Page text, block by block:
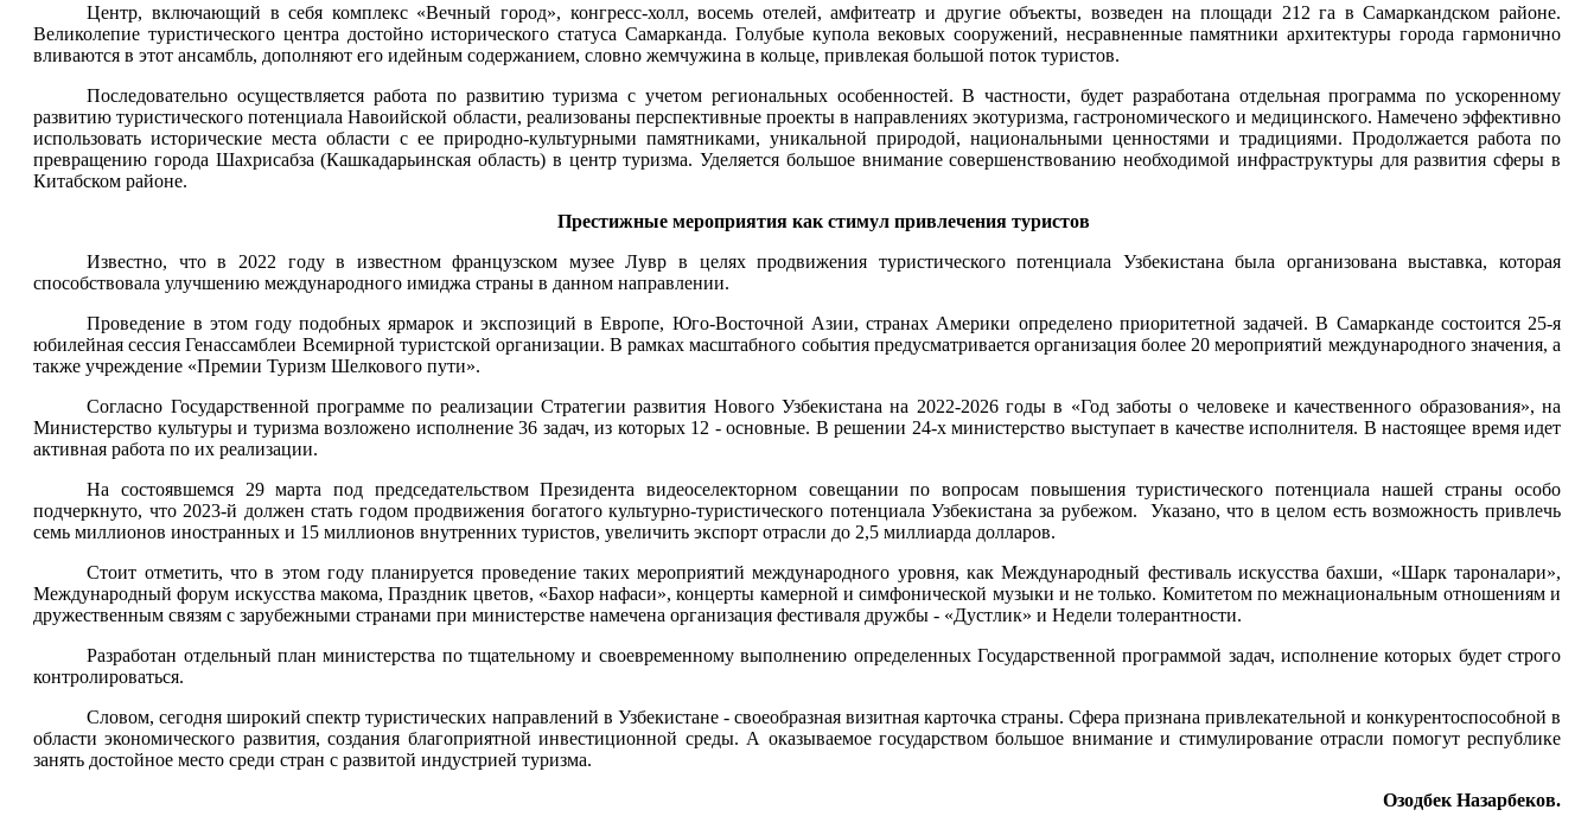
Центр, включающий в себя комплекс «Вечный город», конгресс-холл, восемь отелей, амфитеатр и другие объекты, возведен на площади 212 га в Самаркандском районе.
Великолепие туристического центра достойно исторического статуса Самарканда. Голубые купола вековых сооружений, несравненные памятники архитектуры города гармонично
вливаются в этот ансамбль, дополняют его идейным содержанием, словно жемчужина в кольце, привлекая большой поток туристов.
Последовательно осуществляется работа по развитию туризма с учетом региональных особенностей. В частности, будет разработана отдельная программа по ускоренному
развитию туристического потенциала Навоийской области, реализованы перспективные проекты в направлениях экотуризма, гастрономического и медицинского. Намечено эффективно
использовать исторические места области с ее природно-культурными памятниками, уникальной природой, национальными ценностями и традициями. Продолжается работа по
превращению города Шахрисабза (Кашкадарьинская область) в центр туризма. Уделяется большое внимание совершенствованию необходимой инфраструктуры для развития сферы в
Китабском районе.
Престижные мероприятия как стимул привлечения туристов
Известно, что в 2022 году в известном французском музее Лувр в целях продвижения туристического потенциала Узбекистана была организована выставка, которая
способствовала улучшению международного имиджа страны в данном направлении.
Проведение в этом году подобных ярмарок и экспозиций в Европе, Юго-Восточной Азии, странах Америки определено приоритетной задачей. В Самарканде состоится 25-я
юбилейная сессия Генассамблеи Всемирной туристской организации. В рамках масштабного события предусматривается организация более 20 мероприятий международного значения, а
также учреждение «Премии Туризм Шелкового пути».
Согласно Государственной программе по реализации Стратегии развития Нового Узбекистана на 2022-2026 годы в «Год заботы о человеке и качественного образования», на
Министерство культуры и туризма возложено исполнение 36 задач, из которых 12 - основные. В решении 24-х министерство выступает в качестве исполнителя. В настоящее время идет
активная работа по их реализации.
На состоявшемся 29 марта под председательством Президента видеоселекторном совещании по вопросам повышения туристического потенциала нашей страны особо
подчеркнуто, что 2023-й должен стать годом продвижения богатого культурно-туристического потенциала Узбекистана за рубежом. Указано, что в целом есть возможность привлечь
семь миллионов иностранных и 15 миллионов внутренних туристов, увеличить экспорт отрасли до 2,5 миллиарда долларов.
Стоит отметить, что в этом году планируется проведение таких мероприятий международного уровня, какМеждународный фестиваль искусства бахши, «Шарк тароналари»,
Международный форум искусства макома, Праздник цветов, «Бахор нафаси», концерты камерной и симфонической музыки и не только. Комитетом по межнациональным отношениям и
дружественным связям с зарубежными странами при министерстве намечена организация фестиваля дружбы - «Дустлик» и Недели толерантности.
Разработан отдельный план министерства по тщательному и своевременному выполнению определенных Государственной программой задач, исполнение которых будет строго
контролироваться.
Словом, сегодня широкий спектр туристических направлений в Узбекистане - своеобразная визитная карточка страны. Сфера признана привлекательной и конкурентоспособной в
области экономического развития, создания благоприятной инвестиционной среды. А оказываемое государством большое внимание и стимулирование отрасли помогут республике
занять достойное место среди стран с развитой индустрией туризма.
Озодбек Назарбеков.